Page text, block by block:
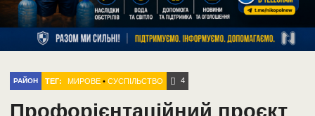
РАЙОН ТЕГ: МИРОВЕ •СУСПІЛЬСТВО 4
Профорієнтаційний проєкт